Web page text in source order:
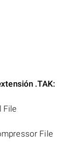
.TAK:
File
File